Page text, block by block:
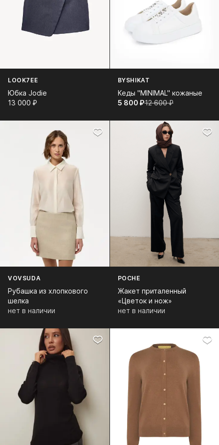
LOOK7EE
Юбка Jodie
13 000⁠ ⁠₽
BYSHIKAT
Кеды "MINIMAL" кожаные
5 800⁠ ⁠₽12 600⁠ ⁠₽
VOVSUDA
Рубашка из хлопкового
шелка
нет в наличии
POCHE
Жакет приталенный
«Цветок и нож»
нет в наличии